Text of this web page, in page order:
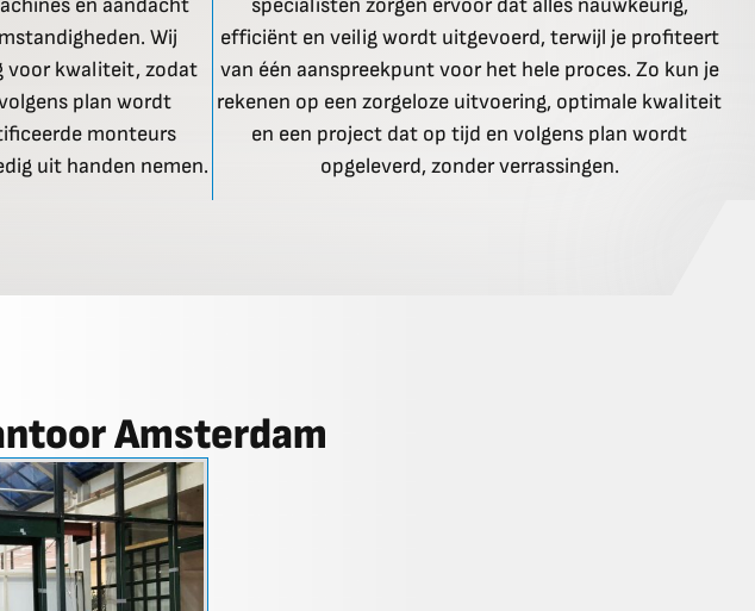
en aandacht
Wij
voor kwaliteit, zodat
plan wordt
monteurs
uit handen nemen.
specialisten zorgen ervoor dat alles nauwkeurig,
efficiënt en veilig wordt uitgevoerd, terwijl je profiteert
van één aanspreekpunt voor het hele proces. Zo kun je
rekenen op een zorgeloze uitvoering, optimale kwaliteit
en een project dat op tijd en volgens plan wordt
opgeleverd, zonder verrassingen.
Amsterdam